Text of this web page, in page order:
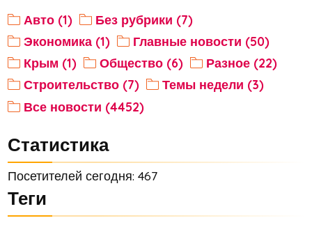
Авто (1)
Без рубрики (7)
Экономика (1)
Главные новости (50)
Крым (1)
Общество (6)
Разное (22)
Строительство (7)
Темы недели (3)
Все новости (4452)
Статистика
Посетителей сегодня: 467
Теги